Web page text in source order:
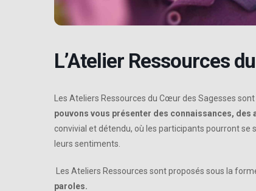
L’Atelier Ressources
Les Ateliers Ressources du Cœur des Sagesses sont
pouvons vous présenter des connaissances,
convivial et détendu, où les participants pourront se
leurs sentiments.
Les Ateliers Ressources sont proposés sous la
paroles.